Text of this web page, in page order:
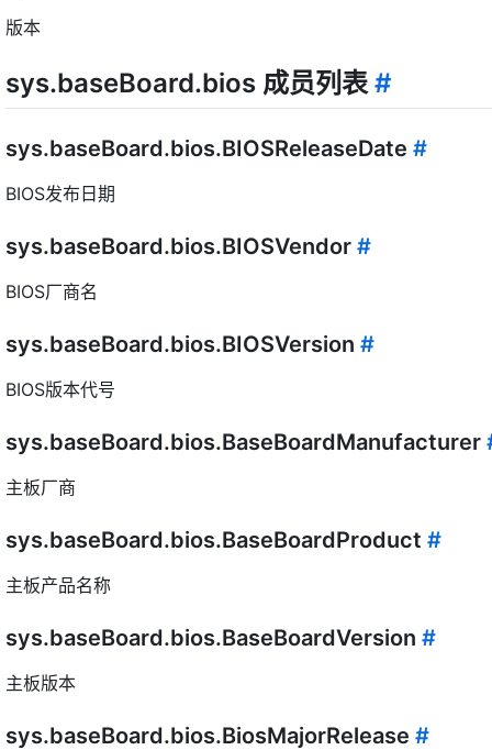
版本
sys.baseBoard.bios 成员列表 #
sys.baseBoard.bios.BIOSReleaseDate #
BIOS发布日期
sys.baseBoard.bios.BIOSVendor #
BIOS厂商名
sys.baseBoard.bios.BIOSVersion #
BIOS版本代号
sys.baseBoard.bios.BaseBoardManufacturer
主板厂商
sys.baseBoard.bios.BaseBoardProduct #
主板产品名称
sys.baseBoard.bios.BaseBoardVersion #
主板版本
sys.baseBoard.bios.BiosMajorRelease #